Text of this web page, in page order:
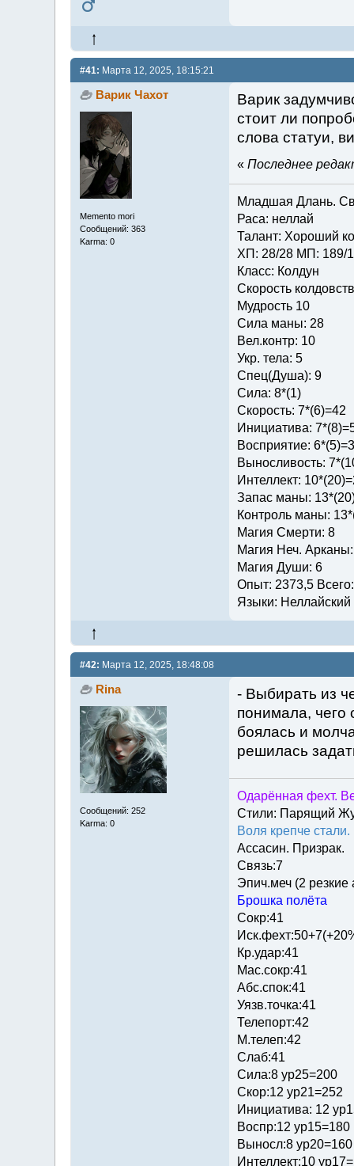
#41: Марта 12, 2025, 18:15:21
Варик Чахот
Memento mori
Сообщений: 363
Karma: 0
Варик
стоит ли
слова статуи,
« Последнее
Младшая Длань.
Раса: неллай
Талант: Хороший
ХП: 28/28 МП: 189/
Класс: Колдун
Скорость
Мудрость 10
Сила маны: 28
Вел.контр: 10
Укр. тела: 5
Спец(Душа): 9
Сила: 8*(1)
Скорость: 7*(6)=42
Инициатива:
Восприятие:
Выносливость:
Интеллект:
Запас маны:
Контроль маны:
Магия Смерти: 8
Магия Неч.
Магия Души: 6
Опыт: 2373,5
Языки: Неллайский
#42: Марта 12, 2025, 18:48:08
Rina
Сообщений: 252
Karma: 0
- Выбирать из
понимала, чего
боялась и
решилась
Одарённая фехт.
Стили: Парящий
Воля крепче
Ассасин. Призрак.
Связь:7
Эпич.меч (2 резкие
Брошка полёта
Сокр:41
Кр.удар:41
Мас.сокр:41
Абс.спок:41
Уязв.точка:41
Телепорт:42
М.телеп:42
Слаб:41
Сила:8 ур25=200
Скор:12 ур21=252
Инициатива: 12
Воспр:12 ур15=180
Выносл:8 ур20=160
Интеллект:10